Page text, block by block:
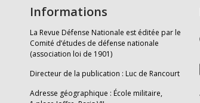
Informations
La Revue Défense Nationale est éditée par le
Comité d’études de défense nationale
(association loi de 1901)
Directeur de la publication : Luc de Rancourt
Adresse géographique : École militaire,